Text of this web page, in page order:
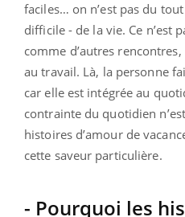
faciles… on n’est pas du
difficile - de la vie. Ce n’est
comme d’autres
au travail. Là, la personne
car elle est intégrée au
contrainte du quotidien
histoires d’amour de
cette saveur particulière.
- Pourquoi les